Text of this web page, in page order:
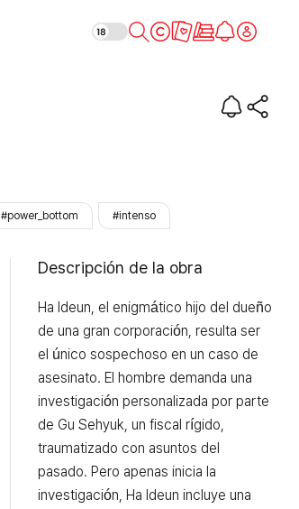
#power_bottom #intenso
Descripción de la obra
Ha Ideun, el enigmático hijo del dueño
de una gran corporación, resulta ser
el único sospechoso en un caso de
asesinato. El hombre demanda una
investigación personalizada por parte
de Gu Sehyuk, un fiscal rígido,
traumatizado con asuntos del
pasado. Pero apenas inicia la
investigación, Ha Ideun incluye una